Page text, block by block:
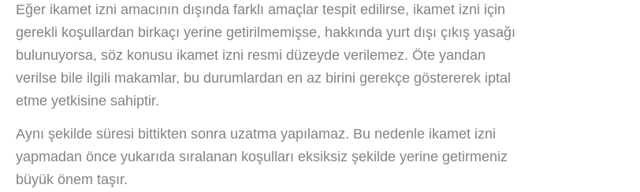
Eğer ikamet izni amacının dışında farklı amaçlar tespit edilirse, ikamet izni için
gerekli koşullardan birkaçı yerine getirilmemişse, hakkında yurt dışı çıkış yasağı
bulunuyorsa, söz konusu ikamet izni resmi düzeyde verilemez. Öte yandan
verilse bile ilgili makamlar, bu durumlardan en az birini gerekçe göstererek iptal
etme yetkisine sahiptir.
Aynı şekilde süresi bittikten sonra uzatma yapılamaz. Bu nedenle ikamet izni
yapmadan önce yukarıda sıralanan koşulları eksiksiz şekilde yerine getirmeniz
büyük önem taşır.